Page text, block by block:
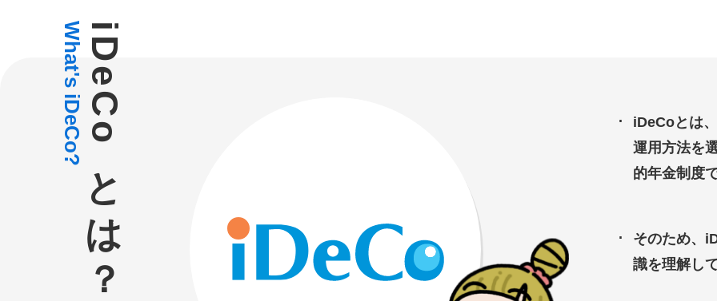
What's iDeCo?iDeCoとは？
iDeCoとは
運用方法を
的年金制度
そのため、
識を理解し